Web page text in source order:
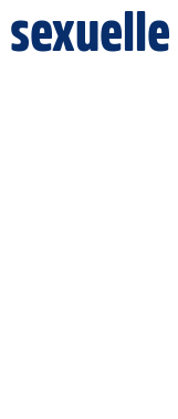
sexuelle